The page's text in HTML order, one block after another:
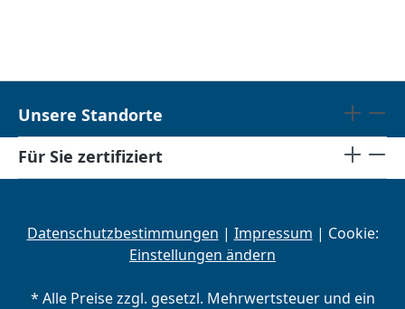
Unsere Standorte
Für Sie zertifiziert
Datenschutzbestimmungen | Impressum | Cookie:
Einstellungen ändern
* Alle Preise zzgl. gesetzl. Mehrwertsteuer und ein